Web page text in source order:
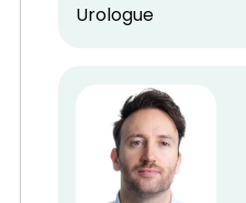
Urologue